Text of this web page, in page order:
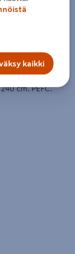
erilaista kuosia
kahden levyn
cm. PEFC.
kaikki